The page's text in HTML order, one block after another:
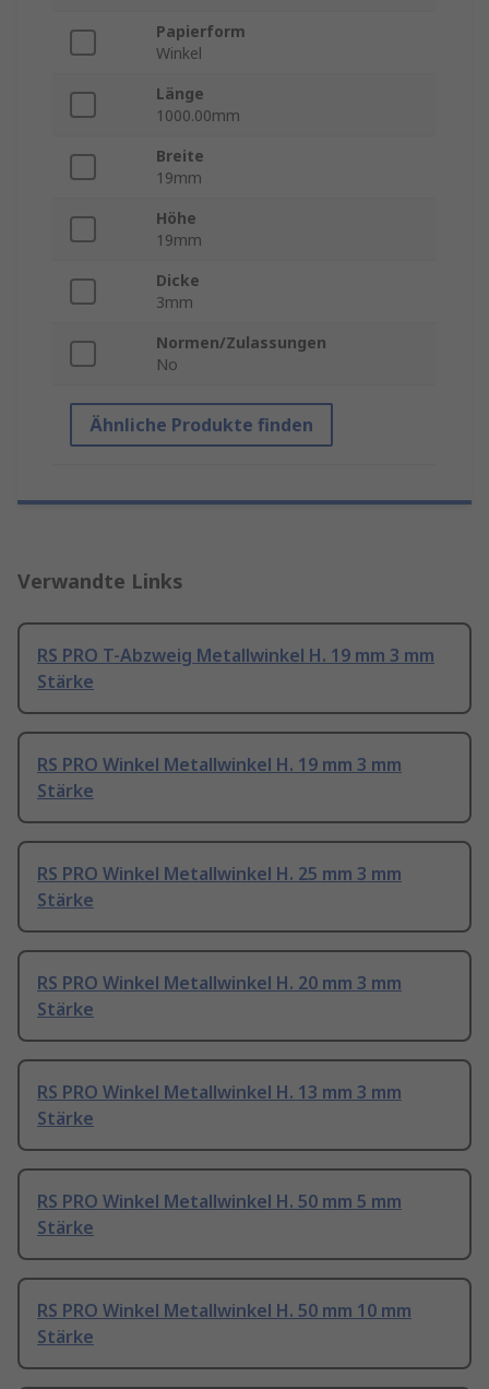
Papierform
Winkel
Länge
1000.00mm
Breite
19mm
Höhe
19mm
Dicke
3mm
Normen/Zulassungen
No
Ähnliche Produkte finden
Verwandte Links
RS PRO T-Abzweig Metallwinkel H. 19 mm 3 mm
Stärke
RS PRO Winkel Metallwinkel H. 19 mm 3 mm
Stärke
RS PRO Winkel Metallwinkel H. 25 mm 3 mm
Stärke
RS PRO Winkel Metallwinkel H. 20 mm 3 mm
Stärke
RS PRO Winkel Metallwinkel H. 13 mm 3 mm
Stärke
RS PRO Winkel Metallwinkel H. 50 mm 5 mm
Stärke
RS PRO Winkel Metallwinkel H. 50 mm 10 mm
Stärke